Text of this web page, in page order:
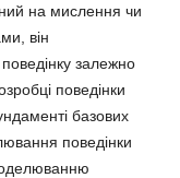
на мислення чи
він
залежно
поведінки
базових
поведінки